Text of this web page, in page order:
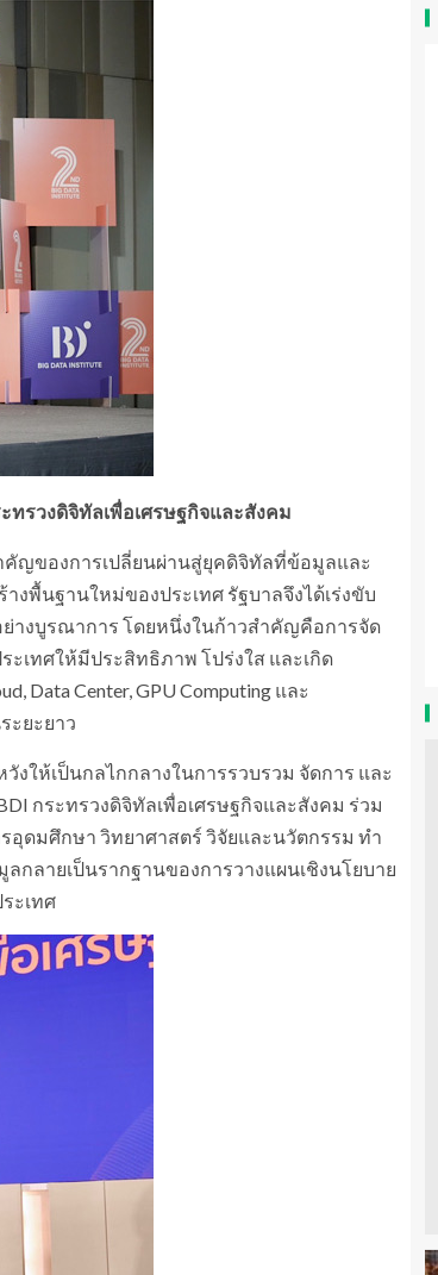
ทรวงดิจิทัลเพื่อเศรษฐกิจและสังคม
คัญของการเปลี่ยนผ่านสู่ยุคดิจิทัลที่ข้อมูลและ
งพื้นฐานใหม่ของประเทศ รัฐบาลจึงได้เร่งขับ
ย่างบูรณาการ โดยหนึ่งในก้าวสำคัญคือการจัด
เทศให้มีประสิทธิภาพ โปร่งใส และเกิด
Data Center, GPU Computing และ
ะยะยาว
งให้เป็นกลไกกลางในการรวบรวม จัดการ และ
กระทรวงดิจิทัลเพื่อเศรษฐกิจและสังคม ร่วม
ดมศึกษา วิทยาศาสตร์ วิจัยและนวัตกรรม ทำ
ลายเป็นรากฐานของการวางแผนเชิงนโยบาย
ะเทศ